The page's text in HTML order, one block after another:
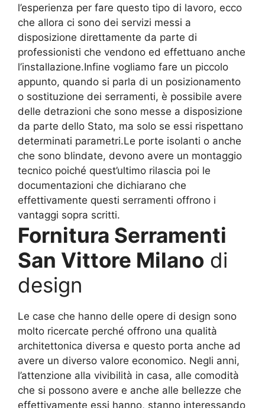
l’esperienza per fare questo tipo di lavoro, ecco
che allora ci sono dei servizi messi a
disposizione direttamente da parte di
professionisti che vendono ed effettuano anche
l’installazione.Infine vogliamo fare un piccolo
appunto, quando si parla di un posizionamento
o sostituzione dei serramenti, è possibile avere
delle detrazioni che sono messe a disposizione
da parte dello Stato, ma solo se essi rispettano
determinati parametri.Le porte isolanti o anche
che sono blindate, devono avere un montaggio
tecnico poiché quest’ultimo rilascia poi le
documentazioni che dichiarano che
effettivamente questi serramenti offrono i
vantaggi sopra scritti.
Fornitura Serramenti
San Vittore Milano di
design
Le case che hanno delle opere di design sono
molto ricercate perché offrono una qualità
architettonica diversa e questo porta anche ad
avere un diverso valore economico. Negli anni,
l’attenzione alla vivibilità in casa, alle comodità
che si possono avere e anche alle bellezze che
effettivamente essi hanno, stanno interessando